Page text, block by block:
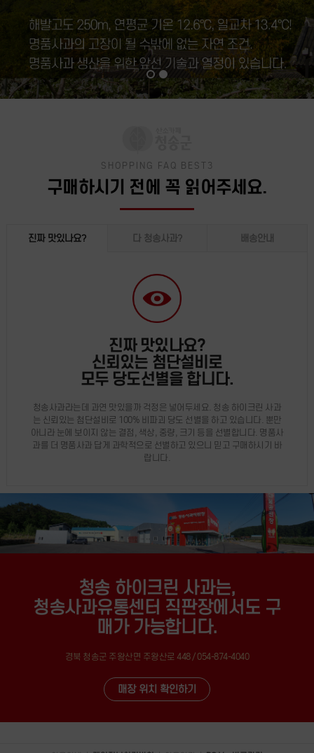
SHOPPING FAQ BEST3
구매하시기 전에 꼭 읽어주세요.
진짜 맛있나요? 다 청송사과? 배송안내
진짜 맛있나요?
신뢰있는 첨단설비로
모두 당도선별을 합니다.
청송사과라는데 과연 맛있을까 걱정은 넣어두세요. 청송 하이크린 사과
는 신뢰있는 첨단설비로 100% 비파괴 당도 선별을 하고 있습니다. 뿐만
아니라 눈에 보이지 않는 결점, 색상, 중량, 크기 등을 선별합니다. 명품사
과를 더 명품사과 답게 과학적으로 선별하고 있으니 믿고 구매하시기 바
랍니다.
청송 하이크린 사과는,
청송사과유통센터 직판장에서도 구
매가 가능합니다.
경북 청송군 주왕산면 주왕산로 448 / 054-874-4040
매장 위치 확인하기